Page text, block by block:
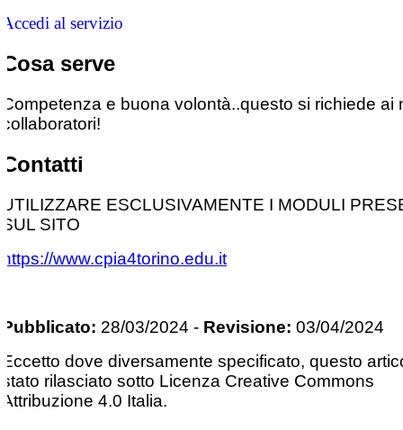
Accedi al servizio
Cosa serve
Competenza e buona volontà..questo si richiede ai
collaboratori!
Contatti
UTILIZZARE ESCLUSIVAMENTE I MODULI
SUL SITO
https://www.cpia4torino.edu.it
Pubblicato: 28/03/2024 - Revisione: 03/04/2024
Eccetto dove diversamente specificato, questo
stato rilasciato sotto Licenza Creative Commons
Attribuzione 4.0 Italia.